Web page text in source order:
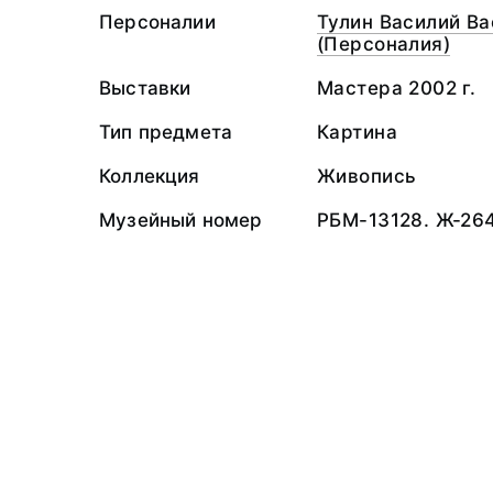
Персоналии
Тулин Василий
(Персоналия)
Выставки
Мастера 2002 г.
Тип предмета
Картина
Коллекция
Живопись
Музейный номер
РБМ-13128. Ж-